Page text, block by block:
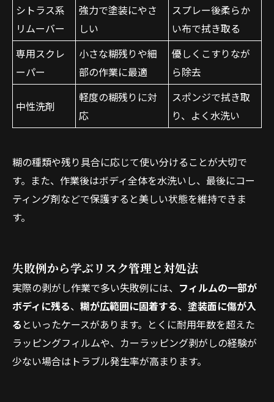
シトラス系
リムーバー
強力で塗装にやさ
しい
スプレー後柔らか
い布で拭き取る
専用スクレ
ーパー
小さな糊残りや細
部の作業に最適
優しくこすりなが
ら除去
中性洗剤
軽度の糊残りに対
応
スポンジで拭き取
り、よく水洗い
糊の種類や残り具合に応じて使い分けることが大切で
す。また、作業後はボディ全体を水洗いし、最後にコー
ティング剤などで保護すると美しい状態を維持できま
す。
失敗例から学ぶリスク管理と対処法
実際の剥がし作業で多い失敗例には、 フィルムの一部が
ボディに残る、 糊が広範囲に固着する、 塗装面に傷が入
る といったケースがあります。とくに耐用年数を超えた
ラッピングフィルムや、カーラッピング剥がしの経験が
少ない場合はトラブル発生率が高まります。